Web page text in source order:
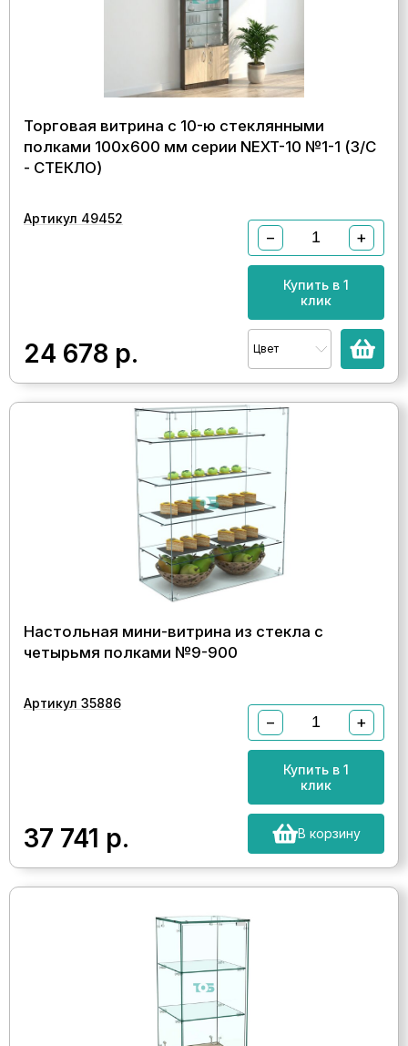
Торговая витрина с 10-ю стеклянными
полками 100x600 мм серии NEXT-10 №1-1 (З/C
- СТЕКЛО)
Артикул 49452
24 678 р.
− +
Купить в 1
клик
Цвет
Настольная мини-витрина из стекла с
четырьмя полками №9-900
Артикул 35886
37 741 р.
− +
Купить в 1
клик
В корзину